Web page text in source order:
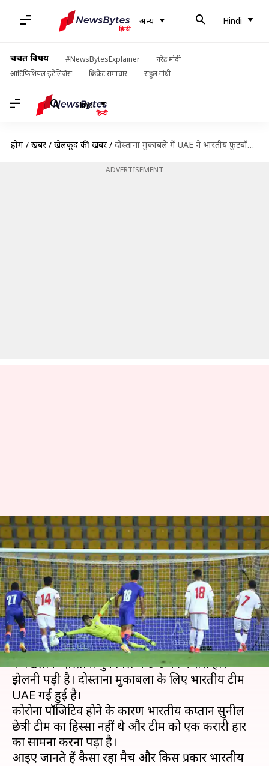
अन्य Hindi
चर्चित विषय #NewsBytesExplainer
नरेंद्र मोदी
आर्टिफिशियल इंटेलिजेंस
क्रिकेट समाचार राहुल गांधी
Hindi
होम / खबरें / खेलकूद की खबरें / दोस्ताना मुकाबले में UAE ने भारतीय फुटबॉल टीम को 6-0 के बड़े अंतर से हराया
ADVERTISEMENT
दोस्ताना मुकाबले में UAE ने भारतीय
फुटबॉल टीम को 6-0 के बड़े अंतर से
हराया
लेखन Neeraj Pandey Mar 30, 2021 11:29 am
क्या है खबर?
भारतीय फुटबॉल टीम को यूनाइटेड अरब अमीरात (UAE)
के खिलाफ दोस्ताना मुकाबले में 6-0 की करारी हार
झेलनी पड़ी है। दोस्ताना मुकाबलों के लिए भारतीय टीम
UAE गई हुई है।
कोरोना पॉजिटिव होने के कारण भारतीय कप्तान सुनील
छेत्री टीम का हिस्सा नहीं थे और टीम को एक करारी हार
का सामना करना पड़ा है।
आइए जानते हैं कैसा रहा मैच और किस प्रकार भारतीय